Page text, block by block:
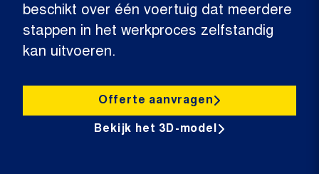
beschikt over één voertuig dat meerdere
stappen in het werkproces zelfstandig
kan uitvoeren.
Offerte aanvragen
Bekijk het 3D-model